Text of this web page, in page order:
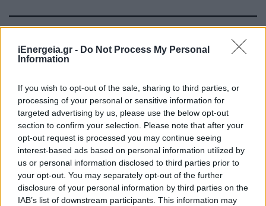
iEnergeia.gr - Do Not Process My Personal
Information
If you wish to opt-out of the sale, sharing to third parties, or
processing of your personal or sensitive information for
targeted advertising by us, please use the below opt-out
section to confirm your selection. Please note that after your
opt-out request is processed you may continue seeing
interest-based ads based on personal information utilized by
us or personal information disclosed to third parties prior to
your opt-out. You may separately opt-out of the further
disclosure of your personal information by third parties on the
IAB’s list of downstream participants. This information may